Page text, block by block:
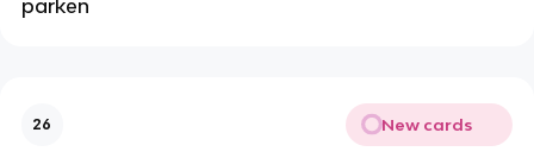
parken
26 New cards